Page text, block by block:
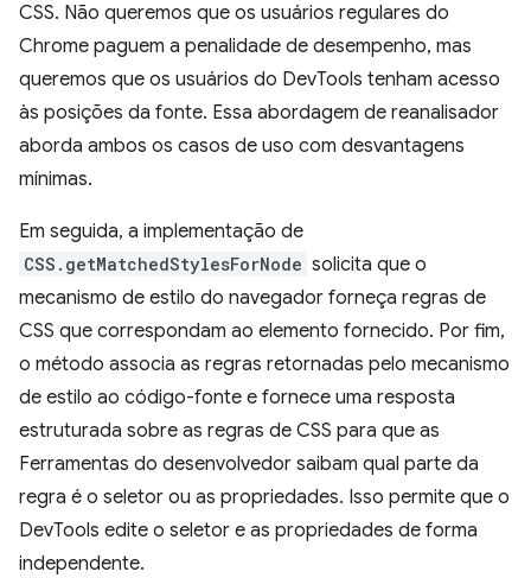
CSS. Não queremos que os usuários regulares do
Chrome paguem a penalidade de desempenho, mas
queremos que os usuários do DevTools tenham acesso
às posições da fonte. Essa abordagem de reanalisador
aborda ambos os casos de uso com desvantagens
mínimas.
Em seguida, a implementação de
CSS.getMatchedStylesForNode solicita que o
mecanismo de estilo do navegador forneça regras de
CSS que correspondam ao elemento fornecido. Por fim,
o método associa as regras retornadas pelo mecanismo
de estilo ao código-fonte e fornece uma resposta
estruturada sobre as regras de CSS para que as
Ferramentas do desenvolvedor saibam qual parte da
regra é o seletor ou as propriedades. Isso permite que o
DevTools edite o seletor e as propriedades de forma
independente.